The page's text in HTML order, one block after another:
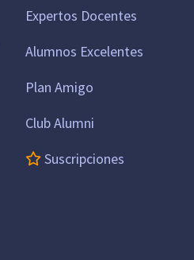
Expertos Docentes
Alumnos Excelentes
Plan Amigo
Club Alumni
Suscripciones